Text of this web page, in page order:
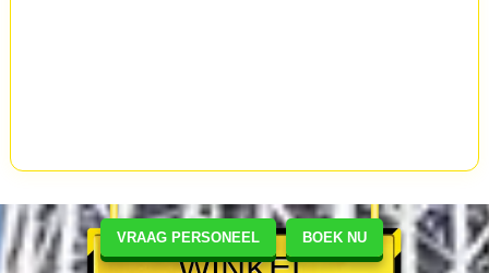
VRAAG PERSONEEL BOEK NU